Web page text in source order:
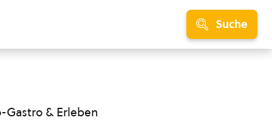
Suche
Gastro & Erleben